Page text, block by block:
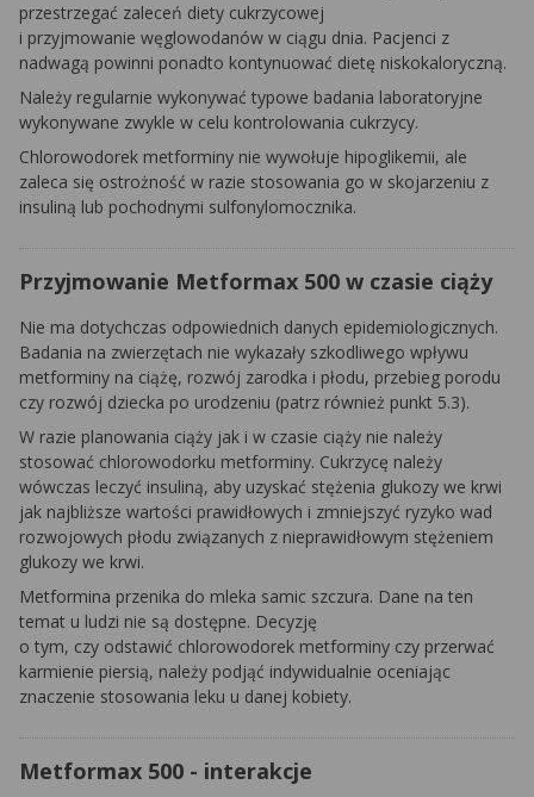
przestrzegać zaleceń diety cukrzycowej
i przyjmowanie węglowodanów w ciągu dnia. Pacjenci z
nadwagą powinni ponadto kontynuować dietę niskokaloryczną.
Należy regularnie wykonywać typowe badania laboratoryjne
wykonywane zwykle w celu kontrolowania cukrzycy.
Chlorowodorek metforminy nie wywołuje hipoglikemii, ale
zaleca się ostrożność w razie stosowania go w skojarzeniu z
insuliną lub pochodnymi sulfonylomocznika.
Przyjmowanie Metformax 500 w czasie ciąży
Nie ma dotychczas odpowiednich danych epidemiologicznych.
Badania na zwierzętach nie wykazały szkodliwego wpływu
metforminy na ciążę, rozwój zarodka i płodu, przebieg porodu
czy rozwój dziecka po urodzeniu (patrz również punkt 5.3).
W razie planowania ciąży jak i w czasie ciąży nie należy
stosować chlorowodorku metforminy. Cukrzycę należy
wówczas leczyć insuliną, aby uzyskać stężenia glukozy we krwi
jak najbliższe wartości prawidłowych i zmniejszyć ryzyko wad
rozwojowych płodu związanych z nieprawidłowym stężeniem
glukozy we krwi.
Metformina przenika do mleka samic szczura. Dane na ten
temat u ludzi nie są dostępne. Decyzję
o tym, czy odstawić chlorowodorek metforminy czy przerwać
karmienie piersią, należy podjąć indywidualnie oceniając
znaczenie stosowania leku u danej kobiety.
Metformax 500 - interakcje